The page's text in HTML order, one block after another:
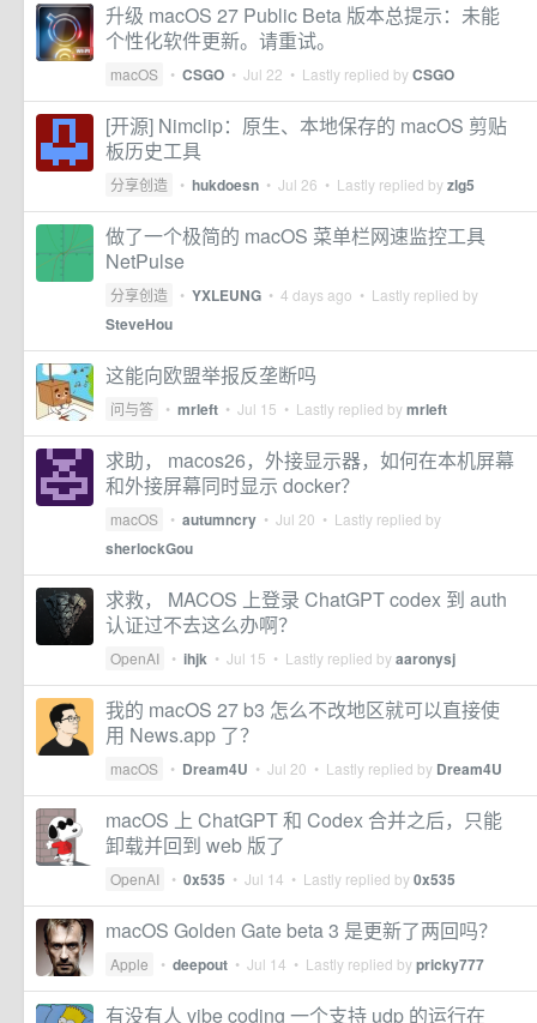
升级 macOS 27 Public Beta 版本总提示：未能
个性化软件更新。请重试。
macOS • CSGO • Jul 22 • Lastly replied byCSGO
[开源] Nimclip：原生、本地保存的 macOS 剪贴
板历史工具
分享创造 • hukdoesn • Jul 26 • Lastly replied byzlg5
做了一个极简的 macOS 菜单栏网速监控工具
NetPulse
分享创造 • YXLEUNG • 4 days ago • Lastly replied by
SteveHou
这能向欧盟举报反垄断吗
问与答 • mrleft • Jul 15 • Lastly replied bymrleft
求助， macos26，外接显示器，如何在本机屏幕
和外接屏幕同时显示 docker？
macOS • autumncry • Jul 20 • Lastly replied by
sherlockGou
求救， MACOS 上登录 ChatGPT codex 到 auth
认证过不去这么办啊？
OpenAI • ihjk • Jul 15 • Lastly replied byaaronysj
我的 macOS 27 b3 怎么不改地区就可以直接使
用 News.app 了？
macOS • Dream4U • Jul 20 • Lastly replied by Dream4U
macOS 上 ChatGPT 和 Codex 合并之后，只能
卸载并回到 web 版了
OpenAI • 0x535 • Jul 14 • Lastly replied by0x535
macOS Golden Gate beta 3 是更新了两回吗？
Apple • deepout • Jul 14 • Lastly replied bypricky777
有没有人 vibe coding 一个支持 udp 的运行在